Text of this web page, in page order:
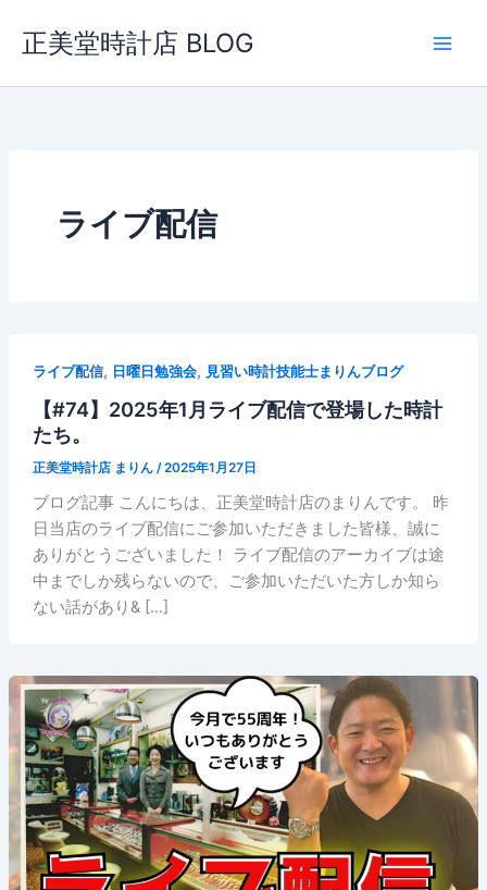
ス
正美堂時計店 BLOG
ライブ配信
ライブ配信, 日曜日勉強会, 見習い時計技能士まりんブログ
【#74】2025年1月ライブ配信で登場した時計
たち。
正美堂時計店 まりん /2025年1月27日
ブログ記事 こんにちは、正美堂時計店のまりんです。 昨
日当店のライブ配信にご参加いただきました皆様、誠に
ありがとうございました！ ライブ配信のアーカイブは途
中までしか残らないので、ご参加いただいた方しか知ら
ない話があり& […]